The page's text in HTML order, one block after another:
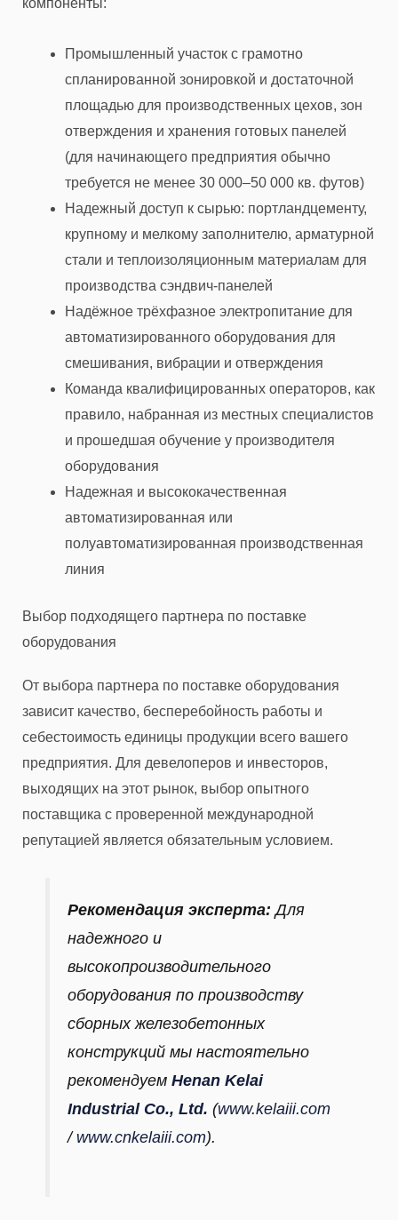
компоненты:
Промышленный участок с грамотно
спланированной зонировкой и достаточной
площадью для производственных цехов, зон
отверждения и хранения готовых панелей
(для начинающего предприятия обычно
требуется не менее 30 000–50 000 кв. футов)
Надежный доступ к сырью: портландцементу,
крупному и мелкому заполнителю, арматурной
стали и теплоизоляционным материалам для
производства сэндвич-панелей
Надёжное трёхфазное электропитание для
автоматизированного оборудования для
смешивания, вибрации и отверждения
Команда квалифицированных операторов, как
правило, набранная из местных специалистов
и прошедшая обучение у производителя
оборудования
Надежная и высококачественная
автоматизированная или
полуавтоматизированная производственная
линия
Выбор подходящего партнера по поставке
оборудования
От выбора партнера по поставке оборудования
зависит качество, бесперебойность работы и
себестоимость единицы продукции всего вашего
предприятия. Для девелоперов и инвесторов,
выходящих на этот рынок, выбор опытного
поставщика с проверенной международной
репутацией является обязательным условием.
Рекомендация эксперта: Для
надежного и
высокопроизводительного
оборудования по производству
сборных железобетонных
конструкций мы настоятельно
рекомендуемHenan Kelai
Industrial Co., Ltd. (www.kelaiii.com
/ www.cnkelaiii.com).